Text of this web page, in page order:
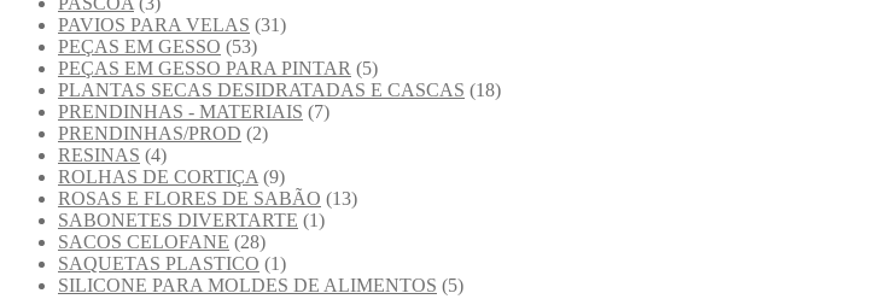
PAVIOS PARA VELAS (31)
PEÇAS EM GESSO (53)
PEÇAS EM GESSO PARA PINTAR (5)
PLANTAS SECAS DESIDRATADAS E CASCAS (18)
PRENDINHAS - MATERIAIS (7)
PRENDINHAS/PROD (2)
RESINAS (4)
ROLHAS DE CORTIÇA (9)
ROSAS E FLORES DE SABÃO (13)
SABONETES DIVERTARTE (1)
SACOS CELOFANE (28)
SAQUETAS PLASTICO (1)
SILICONE PARA MOLDES DE ALIMENTOS (5)